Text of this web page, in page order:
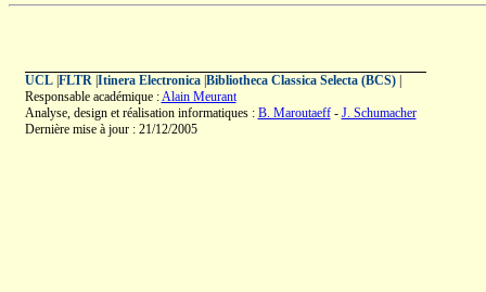
UCL| FLTR| Itinera Electronica| Bibliotheca Classica Selecta (BCS)|
Responsable académique :Alain Meurant
Analyse, design et réalisation informatiques : B. Maroutaeff- J. Schumacher
Dernière mise à jour : 21/12/2005